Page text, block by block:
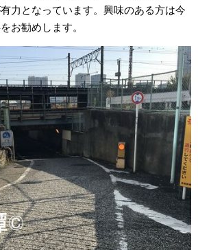
力となっています。興味のある方は今
お勧めします。